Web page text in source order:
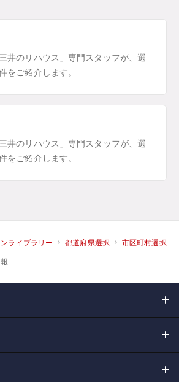
井のリハウス」専門スタッフが、選
をご紹介します。
井のリハウス」専門スタッフが、選
をご紹介します。
ライブラリー 都道府県選択 市区町村選択